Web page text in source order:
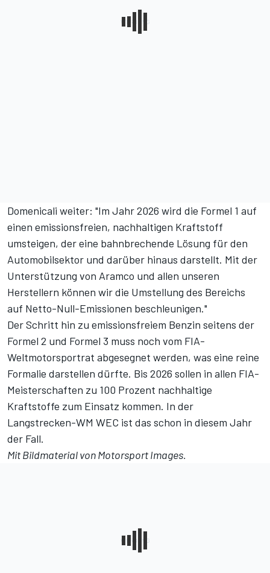
Domenicali weiter: "Im Jahr 2026 wird die Formel 1 auf
einen emissionsfreien, nachhaltigen Kraftstoff
umsteigen, der eine bahnbrechende Lösung für den
Automobilsektor und darüber hinaus darstellt. Mit der
Unterstützung von Aramco und allen unseren
Herstellern können wir die Umstellung des Bereichs
auf Netto-Null-Emissionen beschleunigen."
Der Schritt hin zu emissionsfreiem Benzin seitens der
Formel 2 und Formel 3 muss noch vom FIA-
Weltmotorsportrat abgesegnet werden, was eine reine
Formalie darstellen dürfte. Bis 2026 sollen in allen FIA-
Meisterschaften zu 100 Prozent nachhaltige
Kraftstoffe zum Einsatz kommen. In der
Langstrecken-WM WEC ist das schon in diesem Jahr
der Fall.
Mit Bildmaterial von Motorsport Images.